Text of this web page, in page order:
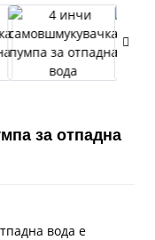
за отпадна
вода е